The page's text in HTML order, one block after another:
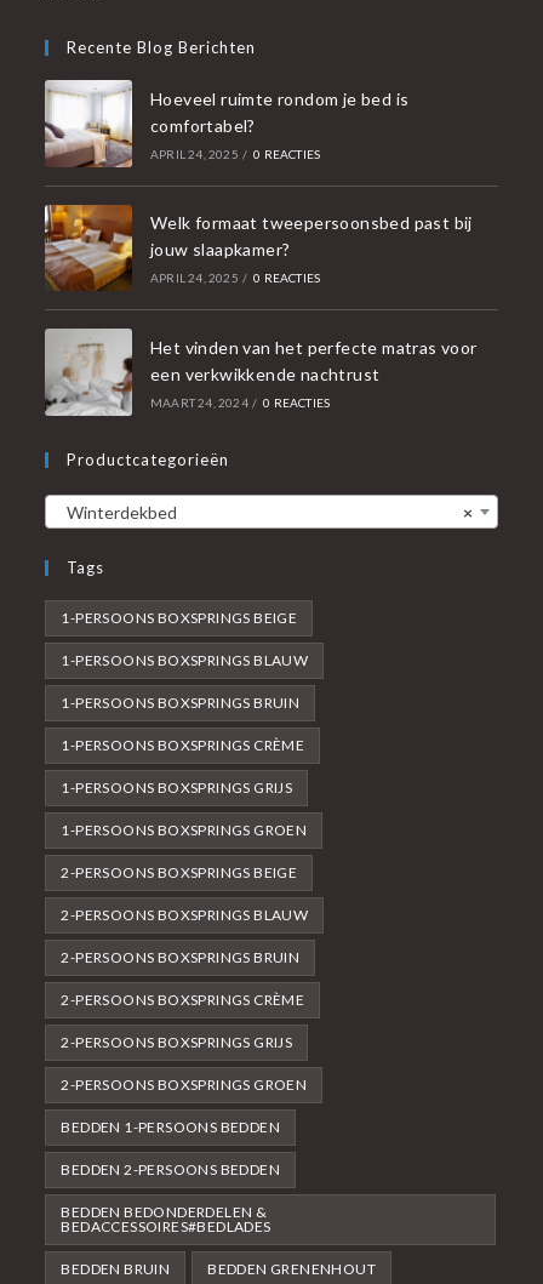
Recente Blog Berichten
Hoeveel ruimte rondom je bed is
comfortabel?
APRIL 24, 2025 / 0 REACTIES
Welk formaat tweepersoonsbed past bij
jouw slaapkamer?
APRIL 24, 2025 / 0 REACTIES
Het vinden van het perfecte matras voor
een verkwikkende nachtrust
MAART 24, 2024 / 0 REACTIES
Productcategorieën
×
Winterdekbed
Tags
1-PERSOONS BOXSPRINGS BEIGE
1-PERSOONS BOXSPRINGS BLAUW
1-PERSOONS BOXSPRINGS BRUIN
1-PERSOONS BOXSPRINGS CRÈME
1-PERSOONS BOXSPRINGS GRIJS
1-PERSOONS BOXSPRINGS GROEN
2-PERSOONS BOXSPRINGS BEIGE
2-PERSOONS BOXSPRINGS BLAUW
2-PERSOONS BOXSPRINGS BRUIN
2-PERSOONS BOXSPRINGS CRÈME
2-PERSOONS BOXSPRINGS GRIJS
2-PERSOONS BOXSPRINGS GROEN
BEDDEN 1-PERSOONS BEDDEN
BEDDEN 2-PERSOONS BEDDEN
BEDDEN BEDONDERDELEN &
BEDACCESSOIRES#BEDLADES
BEDDEN BRUIN BEDDEN GRENENHOUT